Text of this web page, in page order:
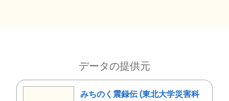
データの提供元
みちのく震録伝 (東北大学災害科